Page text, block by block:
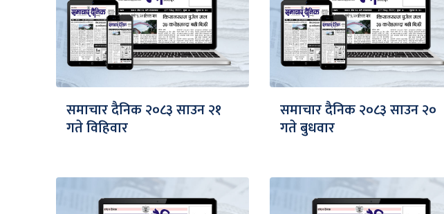
समाचार दैनिक २०८३ साउन २१
गते विहिवार
समाचार दैनिक २०८३ साउन २०
गते बुधवार